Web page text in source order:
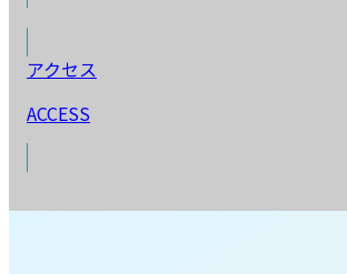
アクセス
ACCESS